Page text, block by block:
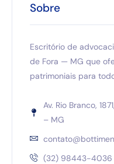
Sobre
Escritório de
de Fora — MG que
patrimoniais para
Av. Rio Branco,
– MG
(32) 98443-4036